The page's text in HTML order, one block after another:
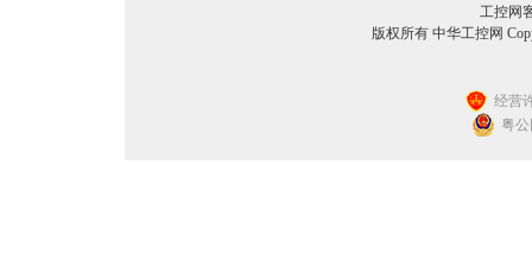
工控网
版权所有 中华工控网
经营
粤公